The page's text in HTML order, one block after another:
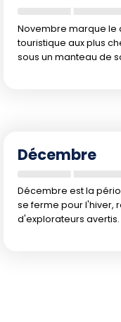
Novembre marque le
touristique aux plus
sous un manteau de
Décembre
Décembre est la
se ferme pour l'hiver,
d'explorateurs avertis.